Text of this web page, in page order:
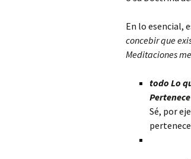
En lo esencial,
concebir que
Meditaciones
todo Lo
Sé, por